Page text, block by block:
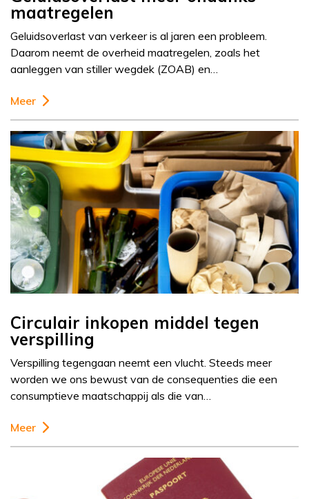
maatregelen
Geluidsoverlast van verkeer is al jaren een probleem.
Daarom neemt de overheid maatregelen, zoals het
aanleggen van stiller wegdek (ZOAB) en…
Meer
Circulair inkopen middel tegen
verspilling
Verspilling tegengaan neemt een vlucht. Steeds meer
worden we ons bewust van de consequenties die een
consumptieve maatschappij als die van…
Meer